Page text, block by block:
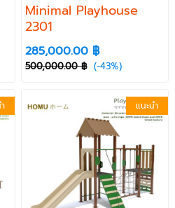
Minimal Playhouse
2301
285,000.00 ฿
500,000.00 ฿ (-43%)
แนะนำ